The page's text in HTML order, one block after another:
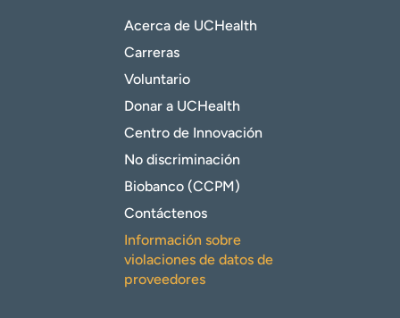
Acerca de UCHealth
Carreras
Voluntario
Donar a UCHealth
Centro de Innovación
No discriminación
Biobanco (CCPM)
Contáctenos
Información sobre
violaciones de datos de
proveedores